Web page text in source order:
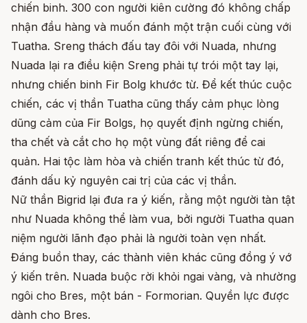
chiến binh. 300 con người kiên cường đó không chấp
nhận đầu hàng và muốn đánh một trận cuối cùng với
Tuatha. Sreng thách đấu tay đôi với Nuada, nhưng
Nuada lại ra điều kiện Sreng phải tự trói một tay lại,
nhưng chiến binh Fir Bolg khước từ. Để kết thúc cuộc
chiến, các vị thần Tuatha cũng thấy cảm phục lòng
dũng cảm của Fir Bolgs, họ quyết định ngừng chiến,
tha chết và cắt cho họ một vùng đất riêng để cai
quản. Hai tộc làm hòa và chiến tranh kết thúc từ đó,
đánh dấu kỷ nguyên cai trị của các vị thần.
Nữ thần Bigrid lại đưa ra ý kiến, rằng một người tàn tật
như Nuada không thể làm vua, bởi người Tuatha quan
niệm người lãnh đạo phải là người toàn vẹn nhất.
Đáng buồn thay, các thành viên khác cũng đồng ý vớ
ý kiến trên. Nuada buộc rời khỏi ngai vàng, và nhường
ngôi cho Bres, một bán - Formorian. Quyền lực được
dành cho Bres.